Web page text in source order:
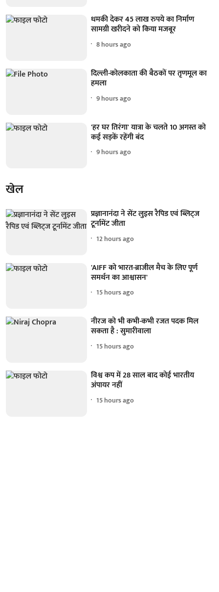
धमकी देकर 45 लाख रुपये का निर्माण
सामग्री खरीदने को किया मजबूर
8 hours ago
दिल्ली-कोलकाता की बैठकों पर तृणमूल का
हमला
9 hours ago
'हर घर तिरंगा' यात्रा के चलते 10 अगस्त को
कई सड़कें रहेंगी बंद
9 hours ago
खेल
प्रज्ञानानंदा ने सेंट लुइस रैपिड एवं ब्लिट्ज
टूर्नामेंट जीता
12 hours ago
'AIFF को भारत-ब्राजील मैच के लिए पूर्ण
समर्थन का आश्वासन'
15 hours ago
नीरज को भी कभी-कभी रजत पदक मिल
सकता है : सुमारीवाला
15 hours ago
विश्व कप में 28 साल बाद कोई भारतीय
अंपायर नहीं
15 hours ago